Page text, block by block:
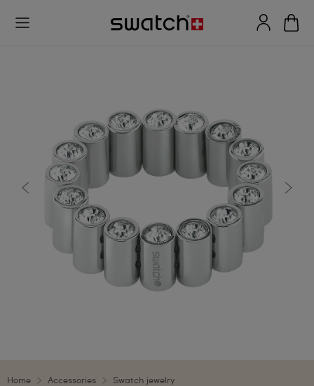
Home Accessories Swatch jewelry